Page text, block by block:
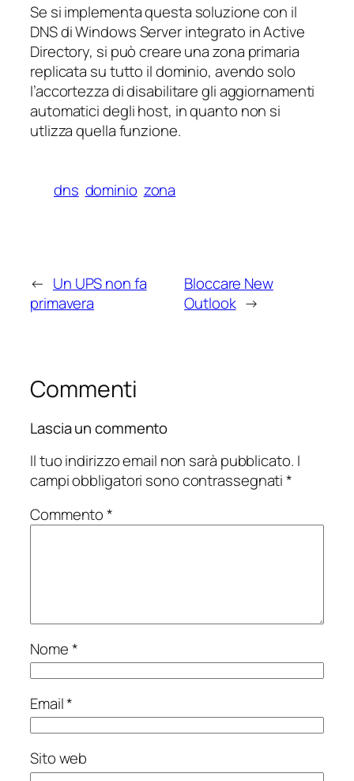
Se si implementa questa soluzione con il
DNS di Windows Server integrato in Active
Directory, si può creare una zona primaria
replicata su tutto il dominio, avendo solo
l’accortezza di disabilitare gli aggiornamenti
automatici degli host, in quanto non si
utlizza quella funzione.
dns dominio zona
← Un UPS non fa
primavera
Bloccare New
Outlook →
Commenti
Lascia un commento
Il tuo indirizzo email non sarà pubblicato. I
campi obbligatori sono contrassegnati*
Commento*
Nome*
Email*
Sito web